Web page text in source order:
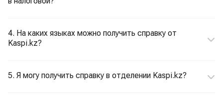
4. На каких языках можно получить справку от
Kaspi.kz?
5. Я могу получить справку в отделении Kaspi.kz?